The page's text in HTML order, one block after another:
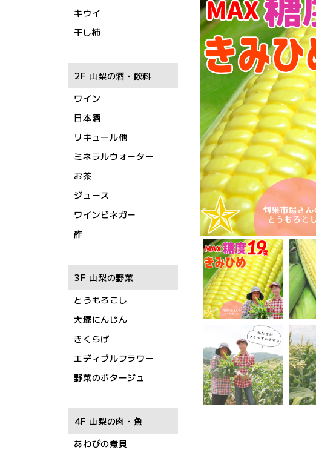
キウイ
干し柿
2F 山梨の酒・飲料
ワイン
日本酒
リキュール他
ミネラルウォーター
お茶
ジュース
ワインビネガー
酢
3F 山梨の野菜
とうもろこし
大塚にんじん
きくらげ
エディブルフラワー
野菜のポタージュ
4F 山梨の肉・魚
あわびの煮貝